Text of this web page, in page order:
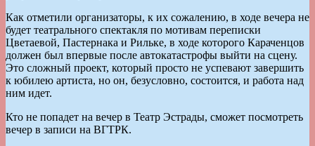
Как отметили организаторы, к их сожалению, в ходе вечера не
будет театрального спектакля по мотивам переписки
Цветаевой, Пастернака и Рильке, в ходе которого Караченцов
должен был впервые после автокатастрофы выйти на сцену.
Это сложный проект, который просто не успевают завершить
к юбилею артиста, но он, безусловно, состоится, и работа над
ним идет.
Кто не попадет на вечер в Театр Эстрады, сможет посмотреть
вечер в записи на ВГТРК.